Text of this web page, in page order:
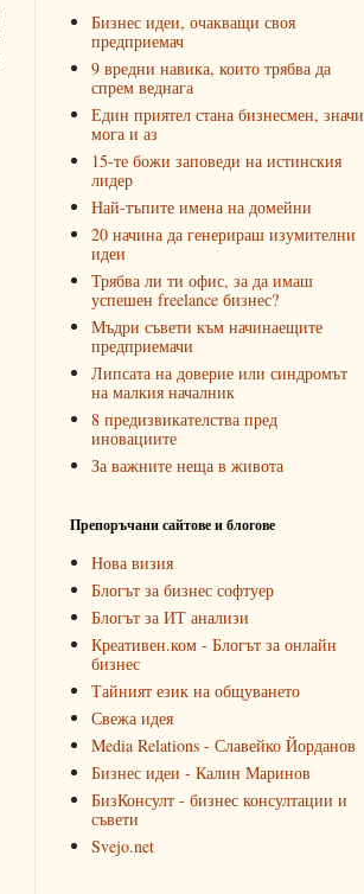
Бизнес идеи, очакващи своя
предприемач
9 вредни навика, които трябва да
спрем веднага
Един приятел стана бизнесмен, значи
мога и аз
15-те божи заповеди на истинския
лидер
Най-тъпите имена на домейни
20 начина да генерираш изумителни
идеи
Трябва ли ти офис, за да имаш
успешен freelance бизнес?
Мъдри съвети към начинаещите
предприемачи
Липсата на доверие или синдромът
на малкия началник
8 предизвикателства пред
иновациите
За важните неща в живота
Препоръчани сайтове и блогове
Нова визия
Блогът за бизнес софтуер
Блогът за ИТ анализи
Креативен.ком - Блогът за онлайн
бизнес
Тайният език на общуването
Свежа идея
Media Relations - Славейко Йорданов
Бизнес идеи - Калин Маринов
БизКонсулт - бизнес консултации и
съвети
Svejo.net